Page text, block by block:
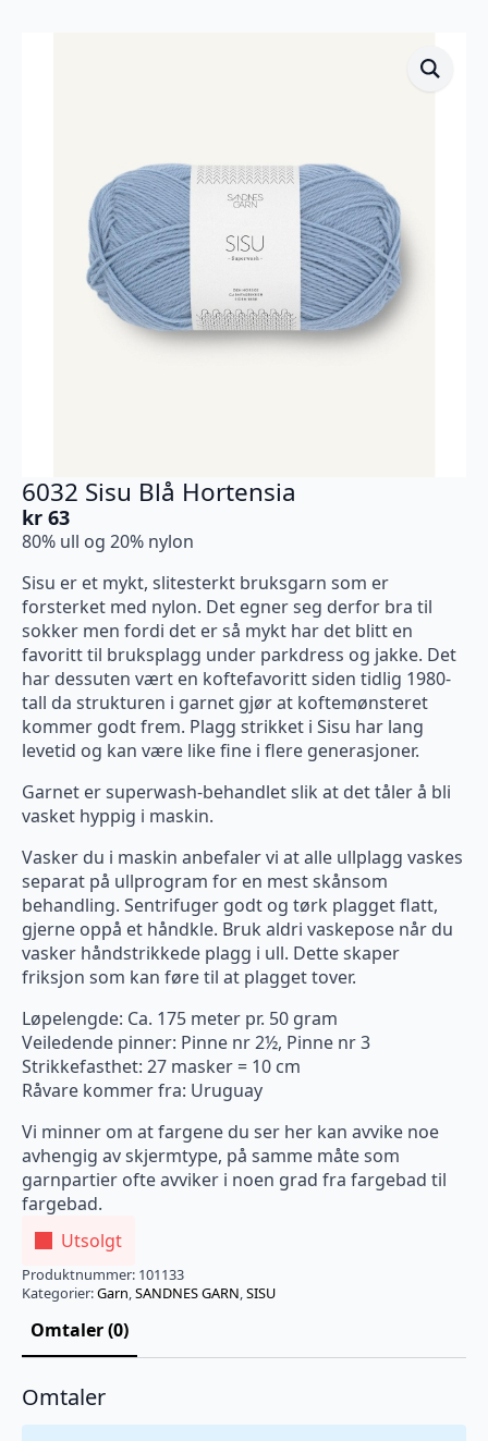
6032 Sisu Blå Hortensia
kr 63
80% ull og 20% nylon
Sisu er et mykt, slitesterkt bruksgarn som er
forsterket med nylon. Det egner seg derfor bra til
sokker men fordi det er så mykt har det blitt en
favoritt til bruksplagg under parkdress og jakke. Det
har dessuten vært en koftefavoritt siden tidlig 1980-
tall da strukturen i garnet gjør at koftemønsteret
kommer godt frem. Plagg strikket i Sisu har lang
levetid og kan være like fine i flere generasjoner.
Garnet er superwash-behandlet slik at det tåler å bli
vasket hyppig i maskin.
Vasker du i maskin anbefaler vi at alle ullplagg vaskes
separat på ullprogram for en mest skånsom
behandling. Sentrifuger godt og tørk plagget flatt,
gjerne oppå et håndkle. Bruk aldri vaskepose når du
vasker håndstrikkede plagg i ull. Dette skaper
friksjon som kan føre til at plagget tover.
Løpelengde: Ca. 175 meter pr. 50 gram
Veiledende pinner: Pinne nr 2½, Pinne nr 3
Strikkefasthet: 27 masker = 10 cm
Råvare kommer fra: Uruguay
Vi minner om at fargene du ser her kan avvike noe
avhengig av skjermtype, på samme måte som
garnpartier ofte avviker i noen grad fra fargebad til
fargebad.
Utsolgt
Produktnummer: 101133
Kategorier:Garn,SANDNES GARN,SISU
Omtaler (0)
Omtaler